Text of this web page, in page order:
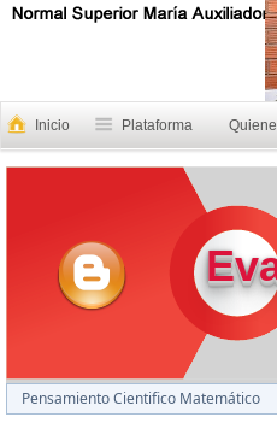
Inicio Plataforma
Pensamiento Cientifico Matemático